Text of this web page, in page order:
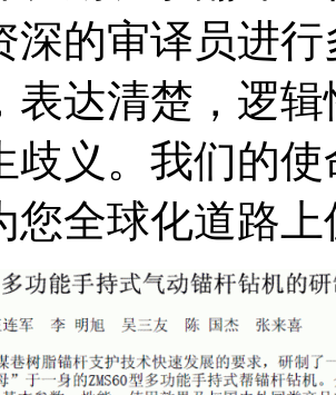
深的审译员进
表达清楚，逻
歧义。我们的
您全球化道路